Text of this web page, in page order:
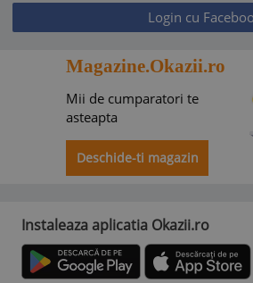
Login cu
Magazine.Okazii.ro
Mii de cumparatori te
asteapta
Deschide-ti magazin
Instaleaza aplicatia Okazii.ro